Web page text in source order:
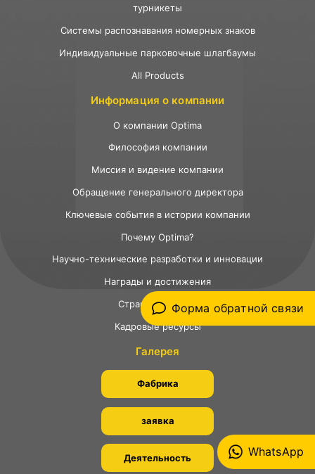
WhatsApp
Форма обратной связи
турникеты
Системы распознавания номерных знаков
Индивидуальные парковочные шлагбаумы
All Products
Информация о компании
О компании Optima
Философия компании
Миссия и видение компании
Обращение генерального директора
Ключевые события в истории компании
Почему Optima?
Научно-технические разработки и инновации
Награды и достижения
Страны экспорта
Кадровые ресурсы
Галерея
Фабрика
заявка
Деятельность